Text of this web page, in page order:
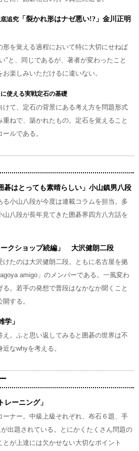
追究 「裂かれ形はナゼ悪い!?」金川正明
を覚える過程において特に大切にせねば
"と、同じであるが、著者が変わったこと
楽しみいただけるに違いない。
使える実戦定石の基礎
けて、定石の背景にある考え方を問題形式
ねで、築かれたもの。定石を覚えること
ルである。
碁はとっても素晴らしい」小山鎮男八段
小山八段が今度は連載コラムを担当。多
八段が長年見てきた囲碁界四方八方話を
ークショップ続編」 大沢健朗二段
たのは大沢健朗二段。ともに名古屋を拠
amigo」のメンバーである。一風変わ
。若手の発想で普段はなかなか聞くこと
する。
学」
。ふと思い返してみると囲碁の世界は不
なwhyを考える。
レーニング」
ナー。中級上級それぞれ、布石６題、手
出題されている。とにかくたくさん問題の
が上達には欠かせない大切なポイント